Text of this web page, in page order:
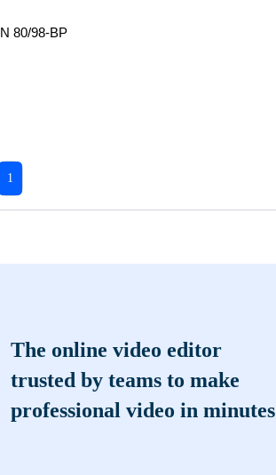
N 80/98-ВР
1
The online video editor
trusted by teams to make
professional video in minutes